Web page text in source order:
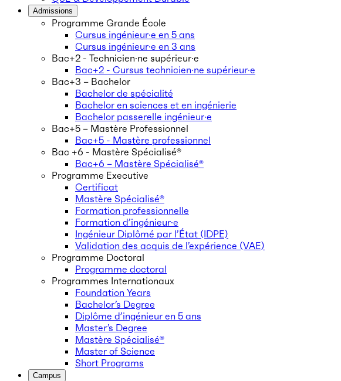
Admissions
Programme Grande École
Cursus ingénieur·e en 5 ans
Cursus ingénieur·e en 3 ans
Bac+2 - Technicien·ne supérieur·e
Bac+2 - Cursus technicien·ne supérieur·e
Bac+3 – Bachelor
Bachelor de spécialité
Bachelor en sciences et en ingénierie
Bachelor passerelle ingénieur·e
Bac+5 – Mastère Professionnel
Bac+5 - Mastère professionnel
Bac +6 - Mastère Spécialisé®
Bac+6 – Mastère Spécialisé®
Programme Executive
Certificat
Mastère Spécialisé®
Formation professionnelle
Formation d’ingénieur·e
Ingénieur Diplômé par l’État (IDPE)
Validation des acquis de l’expérience (VAE)
Programme Doctoral
Programme doctoral
Programmes Internationaux
Foundation Years
Bachelor’s Degree
Diplôme d’ingénieur en 5 ans
Master’s Degree
Mastère Spécialisé®
Master of Science
Short Programs
Campus